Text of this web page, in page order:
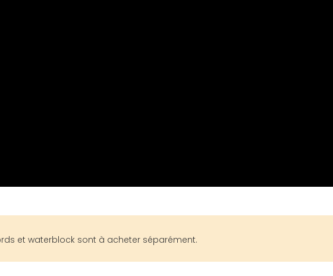
et waterblock sont à acheter séparément.